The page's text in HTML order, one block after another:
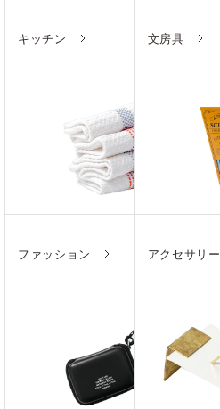
キッチン 文房具
ファッション アクセサリー